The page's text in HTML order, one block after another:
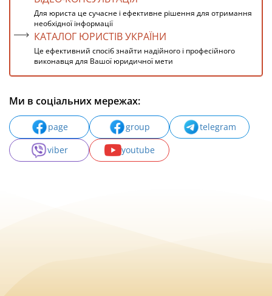
Для юриста це сучасне і ефективне рішення для отримання
необхідної інформації
КАТАЛОГ ЮРИСТІВ УКРАЇНИ
Це ефективний спосіб знайти надійного і професійного
виконавця для Вашої юридичної мети
Ми в соціальних мережах:
page group
telegram
viber
youtube